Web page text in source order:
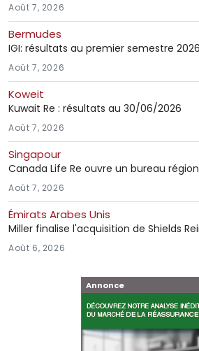
Août 7, 2026
Bermudes
IGI: résultats au premier semestre 2026
Août 7, 2026
Koweit
Kuwait Re : résultats au 30/06/2026
Août 7, 2026
Singapour
Canada Life Re ouvre un bureau
Août 7, 2026
Émirats Arabes Unis
Miller finalise l'acquisition de Shields
Août 6, 2026
Annonce